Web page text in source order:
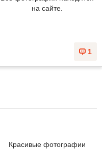
на сайте.
1
Красивые фотографии